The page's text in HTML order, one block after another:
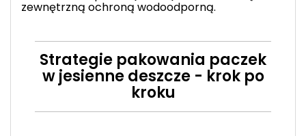
zewnętrzną ochroną wodoodporną.
Strategie pakowania paczek
w jesienne deszcze - krok po
kroku